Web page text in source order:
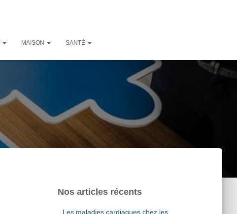
MAISON SANTÉ
Nos articles récents
Les maladies cardiaques chez les